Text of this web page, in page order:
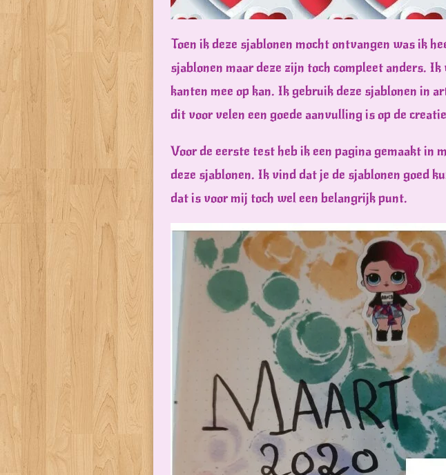
Toen ik deze sjablonen mocht ontvangen was ik
sjablonen maar deze zijn toch compleet anders.
kanten mee op kan. Ik gebruik deze sjablonen in
dit voor velen een goede aanvulling is op de
Voor de eerste test heb ik een pagina gemaakt
deze sjablonen. Ik vind dat je de sjablonen goed
dat is voor mij toch wel een belangrijk punt.